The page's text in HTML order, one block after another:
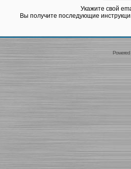
Укажите свой
Вы получите последующие